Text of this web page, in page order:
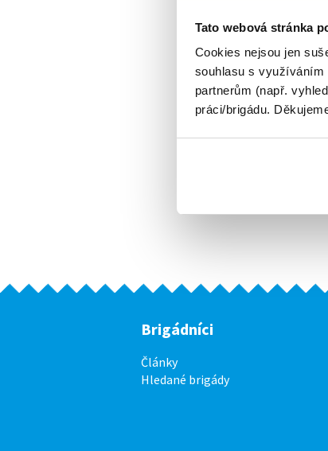
Tato webová stránka
Cookies nejsou jen
souhlasu s využíváním
partnerům (např.
práci/brigádu.
Brigádníci
Články
Hledané brigády